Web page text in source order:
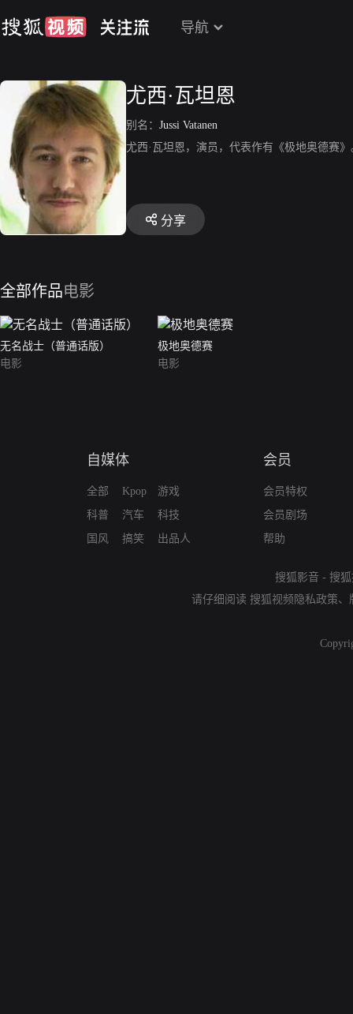
导航
尤西·瓦坦恩
别名： Jussi Vatanen
尤西·瓦坦恩，演员，代表作有《极地奥德赛》
分享
全部作品电影
无名战士（普通话版）
电影
极地奥德赛
电影
自媒体
全部
科普
国风
Kpop
汽车
搞笑
游戏
科技
出品人
会员
会员特权
会员剧场
帮助
搜狐影音 - 搜
请仔细阅读 搜狐视频隐私政策、